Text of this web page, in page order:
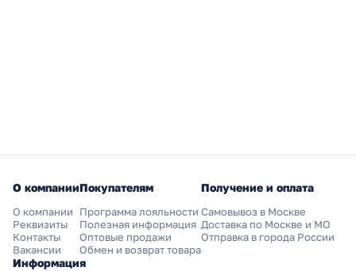
О компании
О компании
Реквизиты
Контакты
Вакансии
Покупателям
Программа лояльности
Полезная информация
Оптовые продажи
Обмен и возврат товара
Получение и оплата
Самовывоз в Москве
Доставка по Москве и МО
Отправка в города России
Информация